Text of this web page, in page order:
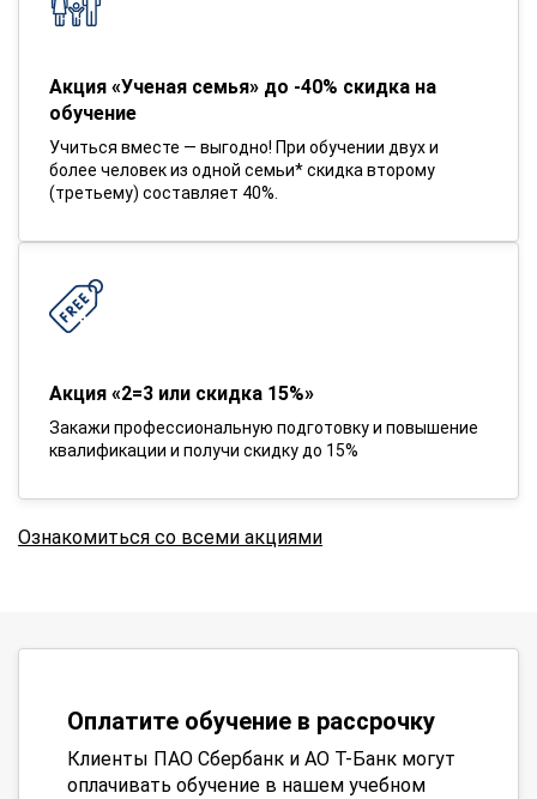
Акция «Ученая семья» до -40% скидка на
обучение
Учиться вместе — выгодно! При обучении двух и
более человек из одной семьи* скидка второму
(третьему) составляет 40%.
Акция «2=3 или скидка 15%»
Закажи профессиональную подготовку и повышение
квалификации и получи скидку до 15%
Ознакомиться со всеми акциями
Оплатите обучение в рассрочку
Клиенты ПАО Сбербанк и АО Т-Банк могут
оплачивать обучение в нашем учебном